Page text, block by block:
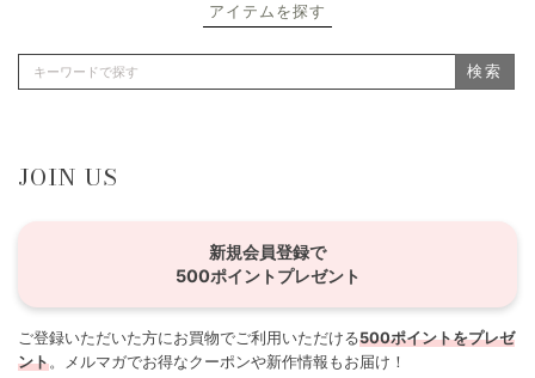
アイテムを探す
検索
JOIN US
新規会員登録で
500ポイントプレゼント
ご登録いただいた方にお買物でご利用いただける500ポイントをプレゼ
ント。メルマガでお得なクーポンや新作情報もお届け！